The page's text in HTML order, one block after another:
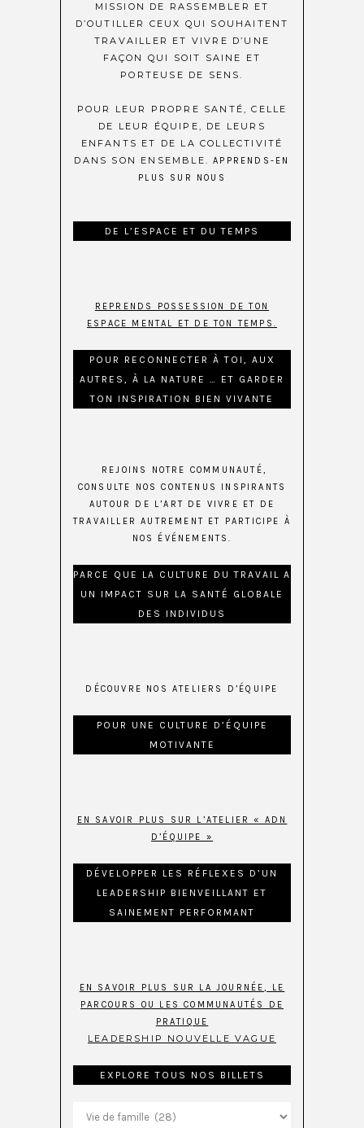
MISSION DE RASSEMBLER ET
D’OUTILLER CEUX QUI SOUHAITENT
TRAVAILLER ET VIVRE D’UNE
FAÇON QUI SOIT SAINE ET
PORTEUSE DE SENS.
POUR LEUR PROPRE SANTÉ, CELLE
DE LEUR ÉQUIPE, DE LEURS
ENFANTS ET DE LA COLLECTIVITÉ
DANS SON ENSEMBLE.APPRENDS-EN
PLUS SUR NOUS
DE L’ESPACE ET DU TEMPS
REPRENDS POSSESSION DE TON
ESPACE MENTAL ET DE TON TEMPS.
POUR RECONNECTER À TOI, AUX
AUTRES, À LA NATURE … ET GARDER
TON INSPIRATION BIEN VIVANTE
REJOINS NOTRE COMMUNAUTÉ,
CONSULTE NOS CONTENUS INSPIRANTS
AUTOUR DE L’ART DE VIVRE ET DE
TRAVAILLER AUTREMENT ET PARTICIPE À
NOS ÉVÉNEMENTS.
PARCE QUE LA CULTURE DU TRAVAIL A
UN IMPACT SUR LA SANTÉ GLOBALE
DES INDIVIDUS
DÉCOUVRE NOS ATELIERS D’ÉQUIPE
POUR UNE CULTURE D’ÉQUIPE
MOTIVANTE
EN SAVOIR PLUS SUR L’ATELIER « ADN
D’ÉQUIPE »
DÉVELOPPER LES RÉFLEXES D’UN
LEADERSHIP BIENVEILLANT ET
SAINEMENT PERFORMANT
EN SAVOIR PLUS SUR LA JOURNÉE, LE
PARCOURS OU LES COMMUNAUTÉS DE
PRATIQUE
LEADERSHIP NOUVELLE VAGUE
EXPLORE TOUS NOS BILLETS
Explore